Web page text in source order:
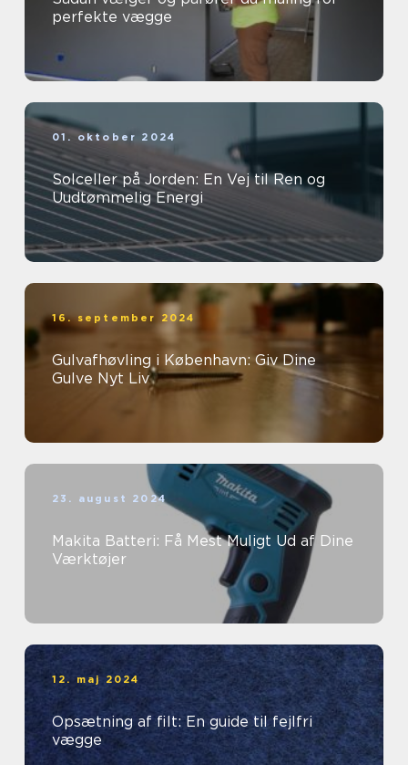
perfekte vægge
01. oktober 2024
Solceller på Jorden: En Vej til Ren og
Uudtømmelig Energi
16. september 2024
Gulvafhøvling i København: Giv Dine
Gulve Nyt Liv
23. august 2024
Makita Batteri: Få Mest Muligt Ud af Dine
Værktøjer
12. maj 2024
Opsætning af filt: En guide til fejlfri
vægge